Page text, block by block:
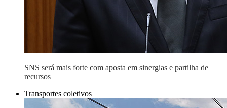
SNS será mais forte com aposta em sinergias e partilha de
recursos
Transportes coletivos